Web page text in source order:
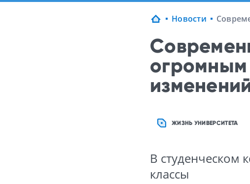
Новости
огромным
ЖИЗНЬ УНИВЕРСИТЕТА
В студенческом
классы